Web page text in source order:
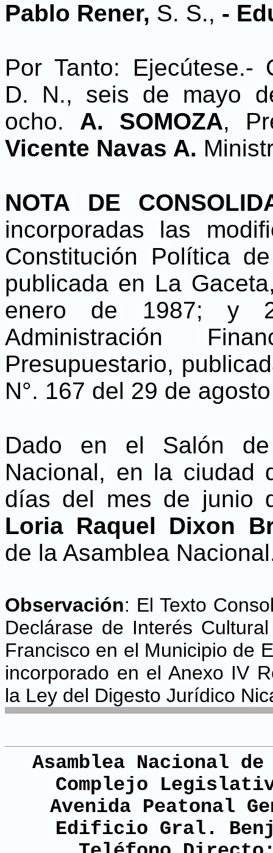
Pablo Rener, S. S., -
Por Tanto: Ejecútese.-
D. N., seis de mayo
ocho. A. SOMOZA,
Vicente Navas A.
NOTA DE
incorporadas las
Constitución Política
publicada en La
enero de 1987; y
Administración
Presupuestario,
N°. 167 del 29 de
Dado en el Salón
Nacional, en la ciudad
días del mes de junio
Loria Raquel Dixon
de la Asamblea
Observación: El Texto
Declárase de Interés
Francisco en el Municipio de
incorporado en el Anexo IV
la Ley del Digesto Jurídico
Asamblea Nacional
Complejo
Avenida Peatonal
Edificio Gral.